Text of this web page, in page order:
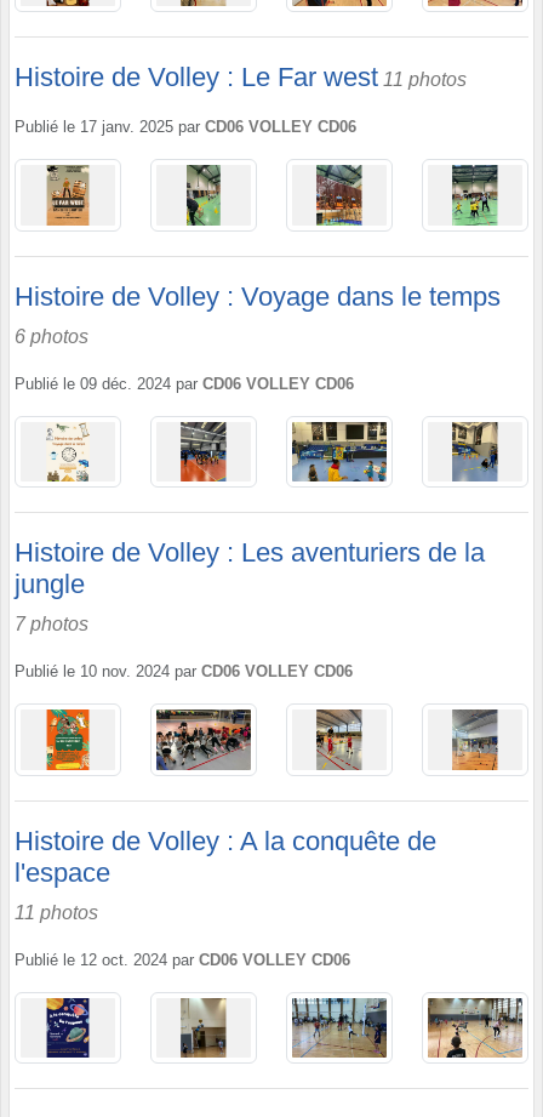
Histoire de Volley : Le Far west 11 photos
Publié le 17 janv. 2025 par CD06 VOLLEY CD06
Histoire de Volley : Voyage dans le temps
6 photos
Publié le 09 déc. 2024 par CD06 VOLLEY CD06
Histoire de Volley : Les aventuriers de la
jungle
7 photos
Publié le 10 nov. 2024 par CD06 VOLLEY CD06
Histoire de Volley : A la conquête de
l'espace
11 photos
Publié le 12 oct. 2024 par CD06 VOLLEY CD06